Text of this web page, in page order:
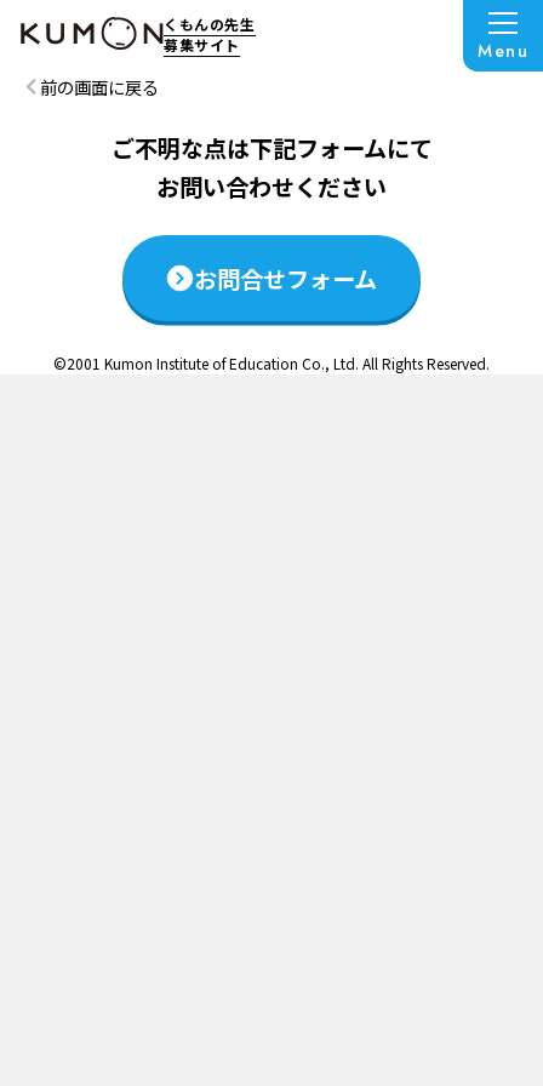
くもんの先生
募集サイト
Menu
この説明会は終了いたしました
前の画面に戻る
ご不明な点は下記フォームにて
お問い合わせください
お問合せフォーム
©2001 Kumon Institute of Education Co., Ltd. All Rights Reserved.